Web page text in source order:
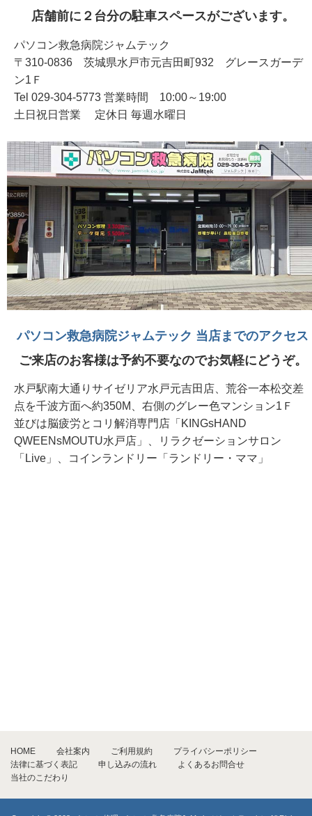
店舗前に２台分の駐車スペースがございます。
パソコン救急病院ジャムテック
〒310-0836 茨城県水戸市元吉田町932 グレースガーデ
ン1Ｆ
Tel 029-304-5773 営業時間 10:00～19:00
土日祝日営業 定休日 毎週水曜日
パソコン救急病院ジャムテック 当店までのアクセス
ご来店のお客様は予約不要なのでお気軽にどうぞ。
水戸駅南大通りサイゼリア水戸元吉田店、荒谷一本松交差
点を千波方面へ約350M、右側のグレー色マンション1Ｆ
並びは脳疲労とコリ解消専門店「KINGsHAND
QWEENsMOUTU水戸店」、リラクゼーションサロン
「Live」、コインランドリー「ランドリー・ママ」
HOME 会社案内 ご利用規約
プライバシーポリシー
法律に基づく表記
申し込みの流れ
よくあるお問合せ
当社のこだわり